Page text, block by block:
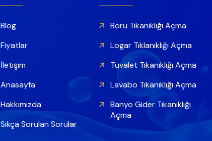
Blog
Fiyatlar
İletişim
Anasayfa
Hakkımızda
Sıkça Sorulan Sorular
Boru Tıkanıklığı Açma
Logar Tıklanıklığı Açma
Tuvalet Tıkanıklığı Açma
Lavabo Tıkanıklığı Açma
Banyo Gider Tıkanıklığı
Açma